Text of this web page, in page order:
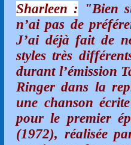
Sharleen : "Bien
n’ai pas de
J’ai déjà fait de
styles très
durant l’émission
Ringer dans la
une chanson
pour le premier
(1972), réalisée